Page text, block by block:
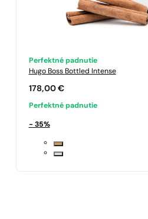
Perfektné padnutie
Hugo Boss Bottled Intense
178,00 €
Perfektné padnutie
- 35%